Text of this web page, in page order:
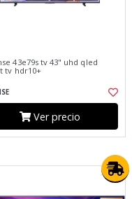
43e79s tv 43" uhd qled
tv hdr10+
Ver precio